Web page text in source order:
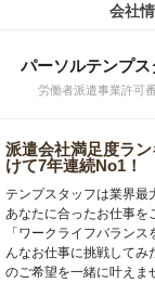
会社
パーソルテンプ
労働者派遣事業許可
派遣会社満足度ラ
けて7年連続No1！
テンプスタッフは業界最
あなたに合ったお仕事を
「ワークライフバランス
んなお仕事に挑戦してみ
のご希望を一緒に叶えま